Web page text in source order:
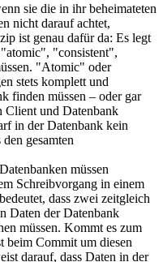
sie die in ihr beheimateten
nicht darauf achtet,
ist genau dafür da: Es legt
"consistent",
"Atomic" oder
stets komplett und
finden müssen – oder gar
Client und Datenbank
in der Datenbank kein
gesamten
müssen
Schreibvorgang in einem
dass zwei zeitgleich
Daten der Datenbank
müssen. Kommt es zum
beim Commit um diesen
darauf, dass Daten in der